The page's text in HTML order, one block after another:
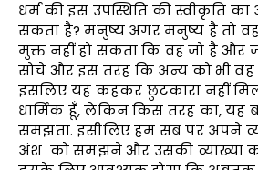
धर्म की इस उपस्थिति की स्वीकृति का
सकता है? मनुष्य अगर मनुष्य है तो
मुक्त नहीं हो सकता कि वह जो है और
सोचे और इस तरह कि अन्य को भी वह
इसलिए यह कहकर छुटकारा नहीं
धार्मिक हूँ, लेकिन किस तरह का, यह
समझता. इसीलिए हम सब पर अपने
अंश को समझने और उसकी व्याख्या